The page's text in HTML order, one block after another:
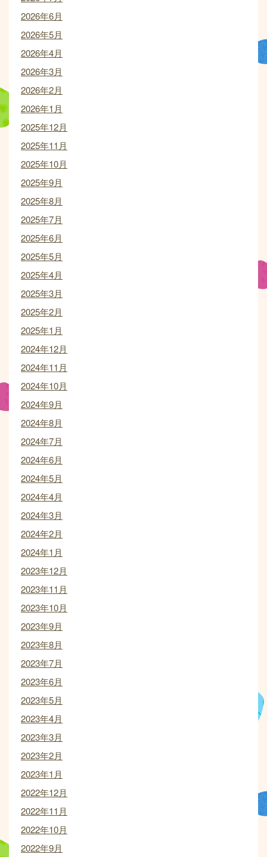
2026年6月
2026年5月
2026年4月
2026年3月
2026年2月
2026年1月
2025年12月
2025年11月
2025年10月
2025年9月
2025年8月
2025年7月
2025年6月
2025年5月
2025年4月
2025年3月
2025年2月
2025年1月
2024年12月
2024年11月
2024年10月
2024年9月
2024年8月
2024年7月
2024年6月
2024年5月
2024年4月
2024年3月
2024年2月
2024年1月
2023年12月
2023年11月
2023年10月
2023年9月
2023年8月
2023年7月
2023年6月
2023年5月
2023年4月
2023年3月
2023年2月
2023年1月
2022年12月
2022年11月
2022年10月
2022年9月